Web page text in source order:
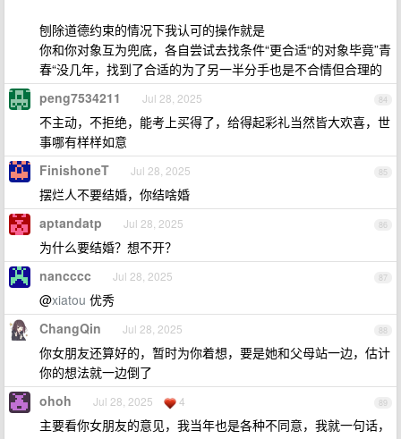
刨除道德约束的情况下我认可的操作就是
你和你对象互为兜底，各自尝试去找条件“更合适“的对象毕竟”青
春“没几年，找到了合适的为了另一半分手也是不合情但合理的
84
peng7534211 Jul 28, 2025
不主动，不拒绝，能考上买得了，给得起彩礼当然皆大欢喜，世
事哪有样样如意
85
FinishoneT Jul 28, 2025
摆烂人不要结婚，你结啥婚
86
aptandatp Jul 28, 2025
为什么要结婚？想不开？
87
nancccc Jul 28, 2025
@xiatou 优秀
88
ChangQin Jul 28, 2025
你女朋友还算好的，暂时为你着想，要是她和父母站一边，估计
你的想法就一边倒了
89
ohoh Jul 28, 2025 4
主要看你女朋友的意见，我当年也是各种不同意，我就一句话，